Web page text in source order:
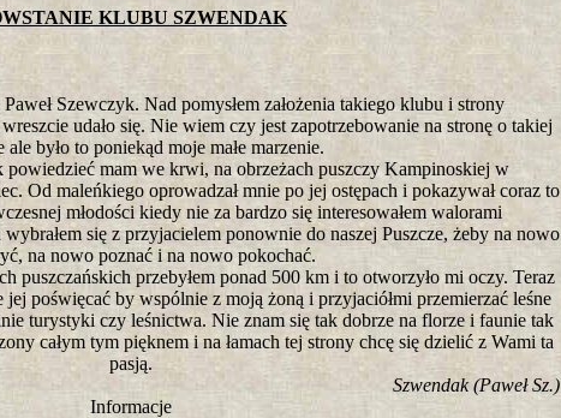
KLUBU SZWENDAK
Szewczyk. Nad pomysłem założenia takiego klubu i strony
udało się. Nie wiem czy jest zapotrzebowanie na stronę o takiej
ale było to poniekąd moje małe marzenie.
powiedzieć mam we krwi, na obrzeżach puszczy Kampinoskiej w
Od maleńkiego oprowadzał mnie po jej ostępach i pokazywał coraz to
młodości kiedy nie za bardzo się interesowałem walorami
się z przyjacielem ponownie do naszej Puszcze, żeby na nowo
na nowo poznać i na nowo pokochać.
puszczańskich przebyłem ponad 500 km i to otworzyło mi oczy. Teraz
jej poświęcać by wspólnie z moją żoną i przyjaciółmi przemierzać leśne
turystyki czy leśnictwa. Nie znam się tak dobrze na florze i faunie tak
całym tym pięknem i na łamach tej strony chcę się dzielić z Wami ta
pasją.
Szwendak (Paweł Sz.)
Informacje